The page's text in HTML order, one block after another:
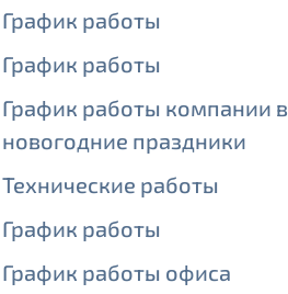
График работы
График работы
График работы компании в
новогодние праздники
Технические работы
График работы
График работы офиса
обработки персональных
обработки персональных
выделение публичного IP